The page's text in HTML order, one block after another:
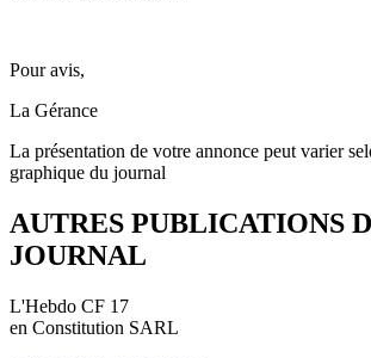
Pour avis,
La Gérance
La présentation de votre annonce peut varier
graphique du journal
AUTRES PUBLICATIONS
JOURNAL
L'Hebdo CF 17
en Constitution SARL